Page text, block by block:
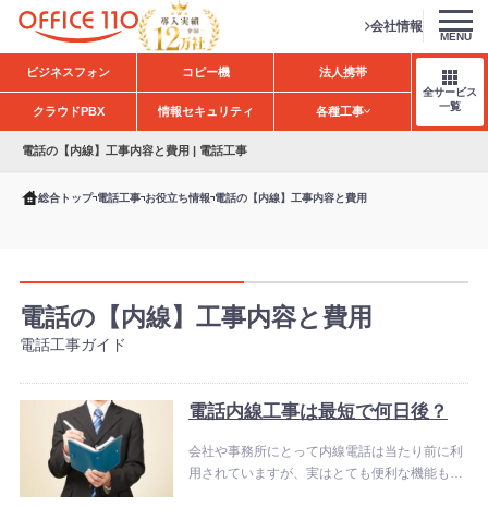
H
o
会社情報
MENU
ビジネスフォン コピー機 法人携帯
クラウドPBX 情報セキュリティ 各種工事
全サービス
一覧
電話の【内線】工事内容と費用 | 電話工事
総合トップ 電話工事 お役立ち情報 電話の【内線】工事内容と費用
電話の【内線】工事内容と費用
電話工事ガイド
電話内線工事は最短で何日後？
会社や事務所にとって内線電話は当たり前に利
用されていますが、実はとても便利な機能もあ